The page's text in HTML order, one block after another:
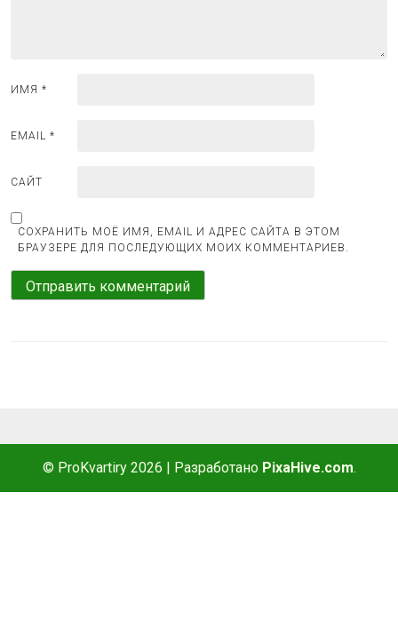
м
ИМЯ *
EMAIL *
САЙТ
СОХРАНИТЬ МОЁ ИМЯ, EMAIL И АДРЕС САЙТА В ЭТОМ
БРАУЗЕРЕ ДЛЯ ПОСЛЕДУЮЩИХ МОИХ КОММЕНТАРИЕВ.
© ProKvartiry 2026 Разработано PixaHive.com.